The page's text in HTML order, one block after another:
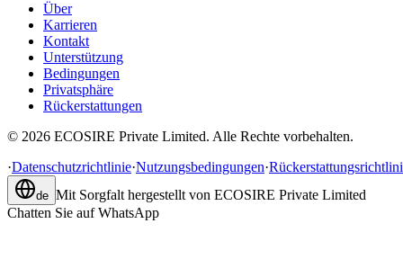
Über
Karrieren
Kontakt
Unterstützung
Bedingungen
Privatsphäre
Rückerstattungen
© 2026 ECOSIRE Private Limited. Alle Rechte vorbehalten.
·Datenschutzrichtlinie·Nutzungsbedingungen·
de Mit Sorgfalt hergestellt von ECOSIRE Private Limited
Chatten Sie auf WhatsApp